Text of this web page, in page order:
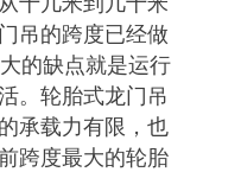
吊的跨度已经做
的缺点就是运行
。轮胎式龙门吊
承载力有限，也
跨度最大的轮胎